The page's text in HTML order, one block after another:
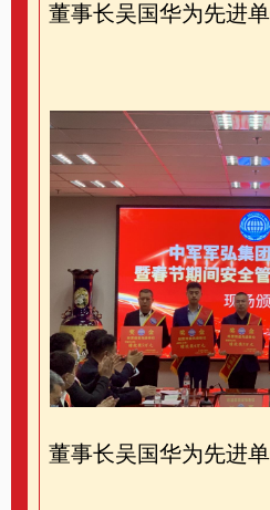
董事长吴国华为先进
董事长吴国华为先进